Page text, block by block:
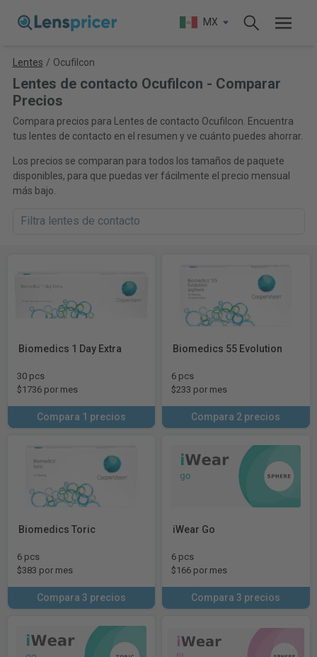
MX
Lentes / Ocufilcon
Lentes de contacto Ocufilcon - Comparar
Precios
Compara precios para Lentes de contacto Ocufilcon. Encuentra
tus lentes de contacto en el resumen y ve cuánto puedes ahorrar.
Los precios se comparan para todos los tamaños de paquete
disponibles, para que puedas ver fácilmente el precio mensual
más bajo.
Biomedics 1 Day Extra
30 pcs
$1736 por mes
Compara 1 precios
Biomedics 55 Evolution
6 pcs
$233 por mes
Compara 2 precios
Biomedics Toric
6 pcs
$383 por mes
Compara 3 precios
iWear Go
6 pcs
$166 por mes
Compara 3 precios